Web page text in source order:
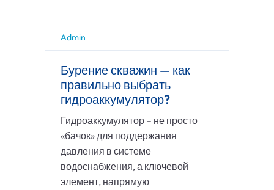
Admin
Бурение скважин — как
правильно выбрать
гидроаккумулятор?
Гидроаккумулятор – не просто
«бачок» для поддержания
давления в системе
водоснабжения, а ключевой
элемент, напрямую